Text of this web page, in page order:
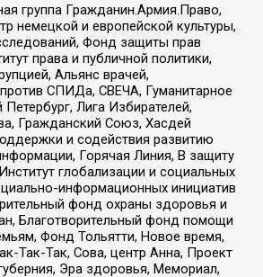
группа Гражданин.Армия.Право,
немецкой и европейской культуры,
Фонд защиты прав
права и публичной политики,
Альянс врачей,
СПИДа, СВЕЧА, Гуманитарное
Лига Избирателей,
Гражданский Союз, Хасдей
и содействия развитию
Горячая Линия, В защиту
глобализации и социальных
информационных инициатив
фонд охраны здоровья и
Благотворительный фонд помощи
Фонд Тольятти, Новое время,
Так-Так, Сова, центр Анна, Проект
Эра здоровья, Мемориал,